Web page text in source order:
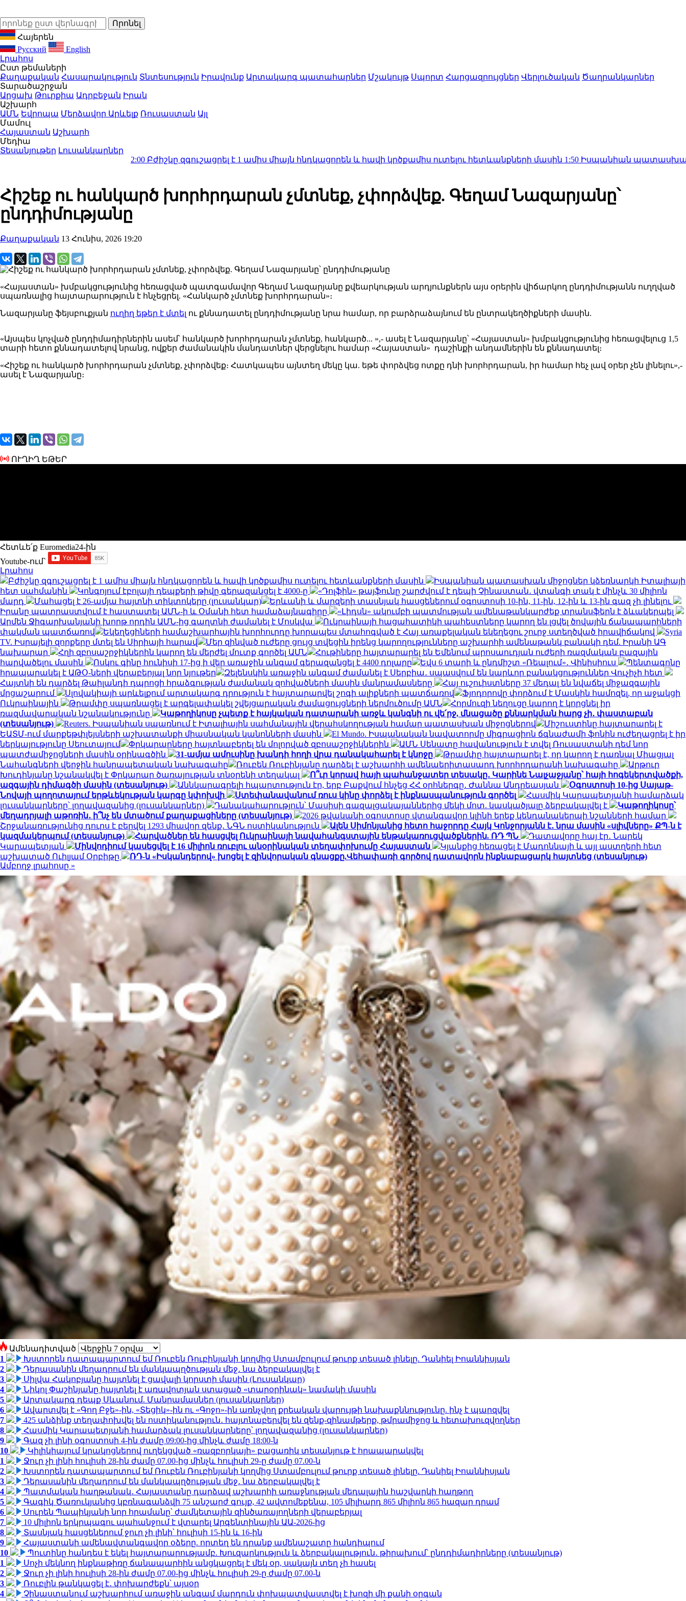
Հայերեն
Русский
English
Լրահոս
Ըստ թեմաների
Քաղաքական Հասարակություն Տնտեսություն Իրավունք Արտակարգ պատահարներ Մշակույթ Սպորտ Հարցազրույցներ Վերլուծական Ծաղրանկարներ
Տարածաշրջան
Արցախ Թուրքիա Ադրբեջան Իրան
Աշխարհ
ԱՄՆ Եվրոպա Մերձավոր Արևելք Ռուսաստան Այլ
Մամուլ
Հայաստան Աշխարհ
Մեդիա
Տեսանյութեր Լուսանկարներ
Բժիշկը զգուշացրել է 1 ամիս միայն հնդկացորեն և հավի կրծքամիս ուտելու հետևանքների մասին1:50Իսպանիան պատասխան
Հիշեք ու հանկարծ խորհրդարան չմտնեք, չփորձվեք. Գեղամ Նազարյանը՝
ընդդիմությանը
Քաղաքական 13 Հունիս, 2026 19:20
«Հայաստան» խմբակցությունից հեռացված պատգամավոր Գեղամ Նազարյանը քվեարկության արդյունքներն այս օրերին վիճարկող ընդդիմությանն ուղղված
սպառնալից հայտարարություն է հնչեցրել. «Հանկարծ չմտնեք խորհրդարան»։
Նազարյանը ֆեյսբուքյան ուղիղ եթեր է մտել ու քննադատել ընդդիմությանը նրա համար, որ բարձրաձայնում են ընտրակեղծիքների մասին.
«Այսպես կոչված ընդդիմադիրներին ասեմ՝ հանկարծ խորհրդարան չմտնեք, հանկարծ... »,- ասել է Նազարյանը՝ «Հայաստան» խմբակցությունից հեռացվելուց 1,5
տարի հետո քննադատելով նրանց, ովքեր ժամանակին մանդատներ վերցնելու համար «Հայաստան» դաշինքի անդամներին են քննադատել։
«Հիշեք ու հանկարծ խորհրդարան չմտնեք, չփորձվեք։ Հատկապես այնտեղ մեկը կա. եթե փորձվեց ոտքը դնի խորհրդարան, իր համար հեչ լավ օրեր չեն լինելու»,-
ասել է Նազարյանը։
ՈՒՂԻՂ ԵԹԵՐ
Հետևե՛ք Euromedia24-ին
Youtube-ում`
Լրահոս
Բժիշկը զգուշացրել է 1 ամիս միայն հնդկացորեն և հավի կրծքամիս ուտելու հետևանքների մասին
Իսպանիան պատասխան միջոցներ կձեռնարկի Իտալիայի
հետ սահմանին
Կոնգոյում էբոլայի դեպքերի թիվը գերազանցել է 4000-ը
«Դոլֆին» թայֆունը շարժվում է դեպի Չինաստան․ վտանգի տակ է մինչև 30 միլիոն
մարդ
Մահացել է 26-ամյա հայտնի տիկտոկերը (լուսանկար)
Երևանի և մարզերի տասնյակ հասցեներում օգոստոսի 10-ին, 11-ին, 12-ին և 13-ին գազ չի լինելու
Իրանը պատրաստվում է հաստատել ԱՄՆ-ի և Օմանի հետ համաձայնագիրը
«Լիդսն» ակումբի պատմության ամենաթանկարժեք տրանսֆերն է ձևակերպել
Արմեն Ջիգարխանյանի խորթ որդին ԱՄՆ-ից գաղտնի ժամանել է Մոսկվա
Ուկրաինայի հացահատիկի պահեստները կարող են լցվել ծովային ճանապարհների
փակման պատճառով
Եկեղեցիների համաշխարհային խորհուրդը խորապես մտահոգված է Հայ առաքելական եկեղեցու շուրջ ստեղծված իրավիճակով
Syria
TV. Իսրայելի զորքերը մտել են Սիրիայի հարավ
Մեր զինված ուժերը ցույց տվեցին իրենց կարողությունները աշխարհի ամենաթանկ բանակի դեմ. Իրանի ԱԳ
նախարար
Հղի զբոսաշրջիկներին կարող են մերժել մուտք գործել ԱՄՆ
Հութիները հայտարարել են Եմենում պրոսաուդյան ուժերի ռազմական բազային
հարվածելու մասին
Ոսկու գինը հունիսի 17-ից ի վեր առաջին անգամ գերազանցել է 4400 դոլարը Եվս 6 տարի և ընդմիշտ «Ռեալում»․ Վինիսիուս
Պենտագոնը
հրապարակել է ԱԹՕ-ների վերաբերյալ նոր նյութեր
Զելենսկին առաջին անգամ ժամանել է Սերբիա․ սպասվում են կարևոր բանակցություններ Վուչիչի հետ
Հայտնի են դարձել Թաիլանդի դպրոցի հրաձգության ժամանակ զոհվածների մասին մանրամասները
Հայ ուշուիստները 37 մեդալ են նվաճել միջազգային
մրցաշարում
Սլովակիայի արևելքում արտակարգ դրություն է հայտարարվել շոգի ալիքների պատճառով
Ֆյոդորովը փորձում է Մասկին համոզել, որ աջակցի
Ուկրաինային
Թրամփը սպառնացել է արգելափակել շվեյցարական ժամացույցների ներմուծումը ԱՄՆ
Հորմուզի նեղուցը կարող է կորցնել իր
ռազմավարական նշանակությունը
Կաթողիկոսը չպետք է հայկական դատարանի առջև կանգնի ու վե՛րջ, մնացածը քննարկման հարց չի․ փաստաբան
(տեսանյութ)
Reuters. Իսպանիան սպառնում է Իտալիային սահմանային վերահսկողության համար պատասխան միջոցներով
Միշուստինը հայտարարել է
ԵԱՏՄ-ում մարքեթփլեյսների աշխատանքի միասնական կանոնների մասին
El Mundo. Իսպանական նավատորմը միգրացիոն ճգնաժամի ֆոնին ուժեղացրել է իր
ներկայությունը Սեուտայում
Փրկարարները հայտնաբերել են մոլորված զբոսաշրջիկներին
ԱՄՆ Սենատը հավանություն է տվել Ռուսաստանի դեմ նոր
պատժամիջոցների մասին օրինագծին
31-ամյա ամուսինը խանդի հողի վրա դանակահարել է կնոջը
Թրամփը հայտարարել է, որ կարող է դառնալ Միացյալ
Նահանգների վերջին հանրապետական ​​նախագահը
Ռուբեն Ռուբինյանը դարձել է աշխարհի ամենաերիտասարդ խորհրդարանի նախագահը
Արթուր
Խուդինյանը նշանակվել է Փրկարար ծառայության տնօրենի տեղակալ
Ո՞ւր կորավ հայի պահանջատեր տեսակը․ Կարինե Նալչաջյանը՝ հայի հոգեկերտվածքի,
ազգային դիմագծի մասին (տեսանյութ)
Աննկարագրելի հպարտություն էր, երբ Բաքվում հնչեց ՀՀ օրհներգը․ Ժաննա Անդրեասյան
Օգոստոսի 10-ից Սայաթ-
Նովայի պողոտայում երթևեկության կարգը կփոխվի
Ստեփանավանում ռուս կինը փորձել է ինքնասպանություն գործել
Հասմիկ Կարապետյանի համարձակ
լուսանկարները՝ լողավազանից (լուսանկարներ)
Դանակահարություն՝ Մասիսի գազալցակայաններից մեկի մոտ. կասկածյալը ձերբակալվել է
Կաթողիկոսը՝
մեղադրյալի աթոռին․ ի՞նչ են մտածում քաղաքացիները (տեսանյութ)
2026 թվականի օգոստոսը վտանգավոր կլինի երեք կենդանակերպի նշանների համար
Շրջանառությունից դուրս է բերվել 1293 միավոր զենք․ ՆԳՆ ոստիկանություն
Ալեն Սիմոնյանից հետո հաջորդը Հայկ Կոնջորյանն է․ նրա մասին «սլիվները» ՔՊ-ն է
կազմակերպում (տեսանյութ)
Հարվածներ են հասցվել Ուկրաինայի նավահանգստային ենթակառուցվածքներին. ՌԴ ՊՆ
Դատավորը հայ էր․ Նարեկ
Կարապետյան
Մինվոդիում կասեցվել է 16 միլիոն ռուբլու անօրինական տեղափոխումը Հայաստան
Կյանքից հեռացել է Մադոննայի և այլ աստղերի հետ
աշխատած Ուիլյամ Օրբիթը
ՌԴ-ն «Իսկանդերով» խոցել է զինվորական գնացքը.Վեհափառի գործով դատավորն ինքնաբացարկ հայտնեց (տեսանյութ)
Ամբողջ լրահոսը »
Ամենադիտված
1
Խստորեն դատապարտում եմ Ռուբեն Ռուբինյանի կողմից Ստամբուլում թուրք տեսած լինելը. Դանիել Իոաննիսյան
2
Դերասանին մեղադրում են մանկապղծության մեջ․ նա ձերբակալվել է
3
Սիլվա Հակոբյանը հայտնել է ցավալի կորստի մասին (Լուսանկար)
4
Նիկոլ Փաշինյանը հայտնել է առավոտյան ստացած «տարօրինակ» նամակի մասին
5
Արտակարգ դեպք Սևանում. Մանրամասներ (լուսանկարներ)
6
Ավարտվել է «Գող Բջե»-ին, «Տեցիկ»-ին ու «Գոջո»-ին առնչվող քրեական վարույթի նախաքննությունը. ինչ է պարզվել
7
425 անձինք տեղափոխվել են ոստիկանություն․ հայտնաբերվել են զենք-զինամթերք, թմրամիջոց և հետախուզվողներ
8
Հասմիկ Կարապետյանի համարձակ լուսանկարները՝ լողավազանից (լուսանկարներ)
9
Գազ չի լինի օգոստոսի 4-ին ժամը 09:00-ից մինչև ժամը 18:00-ն
10
Կիլիկիայում կրակոցներով ուղեկցված «ռազբորկայի» բացառիկ տեսանյութ է հրապարակվել
1
Ջուր չի լինի հուլիսի 28-ին ժամը 07.00-ից մինչև հուլիսի 29-ը ժամը 07.00-ն
2
Խստորեն դատապարտում եմ Ռուբեն Ռուբինյանի կողմից Ստամբուլում թուրք տեսած լինելը. Դանիել Իոաննիսյան
3
Դերասանին մեղադրում են մանկապղծության մեջ․ նա ձերբակալվել է
4
Պատմական հաղթանակ․ Հայաստանը դարձավ աշխարհի առաջնության մեդալային հաշվարկի հաղթող
5
Գագիկ Ծառուկյանից կբռնագանձվի 75 անշարժ գույք, 42 ավտոմեքենա, 105 միլիարդ 865 միլիոն 865 հազար դրամ
6
Սուրեն Պապիկյանի նոր հրամանը՝ ժամկետային զինծառայողների վերաբերյալ
7
10 միլիոն երկրպագու պահանջում է վտարել Արգենտինային ԱԱ-2026-ից
8
Տասնյակ հասցեներում ջուր չի լինի՝ հուլիսի 15-ին և 16-ին
9
Հայաստանի ամենավտանգավոր օձերը. որտեղ են դրանք ամենաշատը հանդիպում
10
Պուտինը հանդես է եկել հայտարարությամբ. Խուզարկություն և ձերբակալություն․ թիրախում՝ ընդդիմադիրները (տեսանյութ)
1
Սոչի մեկնող ինքնաթիռը ճանապարհին անցկացրել է մեկ օր, սակայն տեղ չի հասել
2
Ջուր չի լինի հուլիսի 28-ին ժամը 07.00-ից մինչև հուլիսի 29-ը ժամը 07.00-ն
3
Ռուբլին թանկացել է․ փոխարժեքն՝ այսօր
4
Չինաստանում աշխարհում առաջին անգամ մարդուն փոխպատվաստվել է խոզի մի քանի օրգան